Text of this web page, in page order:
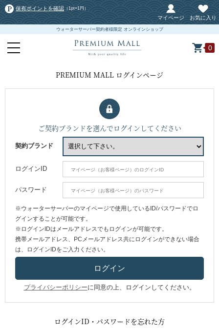
保有ポイントを確認 （1pt=1円）
マイページ お気に入り
ウォーターサーバー契約者様限定 オンラインショップ
0
PREMIUM MALL ログインページ
ご契約ブランドを選んでログインしてください
契約ブランド
ログインID
パスワード
※ウォーターサーバーのマイページで使用しているID/パスワードでロ
グインすることが可能です。
※ログインIDはメールアドレスでもログインが可能です。
携帯メールアドレス、PCメールアドレス共にログインができない場合
は、ログインIDをご入力ください。
プライバシーポリシーに同意の上、ログインしてください。
ログインID・パスワードを忘れた方